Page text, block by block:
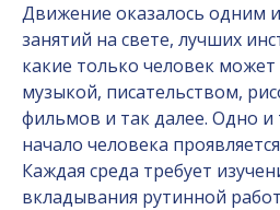
Движение оказалось одним
занятий на свете, лучших
какие только человек
музыкой, писательством,
фильмов и так далее. Одно и
начало человека
Каждая среда требует
вкладывания рутинной